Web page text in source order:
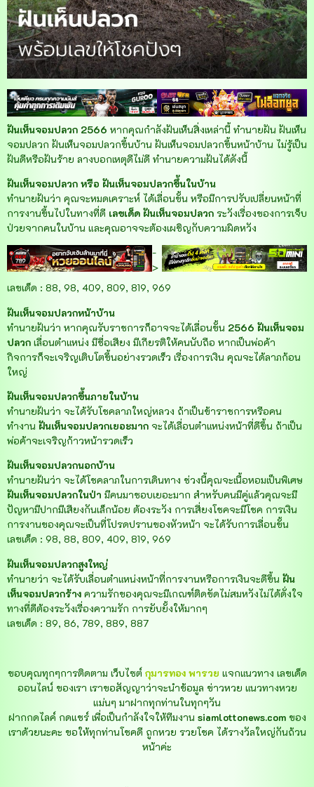
ฝันเห็นจอมปลวก 2566 หากคุณกำลังฝันเห็นสิ่งเหล่านี้ ทำนายฝัน ฝันเห็น
จอมปลวก ฝันเห็นจอมปลวกขึ้นบ้าน ฝันเห็นจอมปลวกขึ้นหน้าบ้าน ไม่รู้เป็น
ฝันดีหรือฝันร้าย ลางบอกเหตุดีไม่ดี ทำนายความฝันได้ดังนี้
ฝันเห็นจอมปลวก หรือ ฝันเห็นจอมปลวกขึ้นในบ้าน
ทำนายฝันว่า คุณจะหมดเคราะห์ ได้เลื่อนขั้น หรือมีการปรับเปลี่ยนหน้าที่
การงานขึ้นไปในทางที่ดี เลขเด็ด ฝันเห็นจอมปลวก ระวังเรื่องของการเจ็บ
ป่วยจากคนในบ้าน และคุณอาจจะต้องเผชิญกับความผิดหวัง
-
>
เลขเด็ด : 88, 98, 409, 809, 819, 969
ฝันเห็นจอมปลวกหน้าบ้าน
ทำนายฝันว่า หากคุณรับราชการก็อาจจะได้เลื่อนขั้น 2566 ฝันเห็นจอม
ปลวก เลื่อนตำแหน่ง มีชื่อเสียง มีเกียรติให้คนนับถือ หากเป็นพ่อค้า
กิจการก็จะเจริญเติบโตขึ้นอย่างรวดเร็ว เรื่องการเงิน คุณจะได้ลาภก้อน
ใหญ่
ฝันเห็นจอมปลวกขึ้นภายในบ้าน
ทำนายฝันว่า จะได้รับโชคลาภใหญ่หลวง ถ้าเป็นข้าราชการหรือคน
ทำงาน ฝันเห็นจอมปลวกเยอะมาก จะได้เลื่อนตำแหน่งหน้าที่ดีขึ้น ถ้าเป็น
พ่อค้าจะเจริญก้าวหน้ารวดเร็ว
ฝันเห็นจอมปลวกนอกบ้าน
ทำนายฝันว่า จะได้โชคลาภในการเดินทาง ช่วงนี้คุณจะเนื้อหอมเป็นพิเศษ
ฝันเห็นจอมปลวกในป่า มีคนมาชอบเยอะมาก สำหรับคนมีคู่แล้วคุณจะมี
ปัญหามีปากมีเสียงกันเล็กน้อย ต้องระวัง การเสี่ยงโชคจะมีโชค การเงิน
การงานของคุณจะเป็นที่โปรดปรานของหัวหน้า จะได้รับการเลื่อนขั้น
เลขเด็ด : 98, 88, 809, 409, 819, 969
ฝันเห็นจอมปลวกสูงใหญ่
ทำนายว่า จะได้รับเลื่อนตำแหน่งหน้าที่การงานหรือการเงินจะดีขึ้น ฝัน
เห็นจอมปลวกร้าง ความรักของคุณจะมีเกณฑ์ติดขัดไม่สมหวังไม่ได้ดั่งใจ
ทางที่ดีต้องระวังเรื่องความรัก การยับยั้งให้มากๆ
เลขเด็ด : 89, 86, 789, 889, 887
ขอบคุณทุกๆการติดตาม เว็บไซต์ กุมารทอง พารวย แจกแนวทาง เลขเด็ด
ออนไลน์ ของเรา เราขอสัญญาว่าจะนำข้อมูล ข่าวหวย แนวทางหวย
แม่นๆ มาฝากทุกท่านในทุกๆวัน
ฝากกดไลค์ กดแชร์ เพื่อเป็นกำลังใจให้ทีมงาน siamlottonews.comของ
เราด้วยนะคะ ขอให้ทุกท่านโชคดี ถูกหวย รวยโชค ได้รางวัลใหญ่กันถ้วน
หน้าค่ะ